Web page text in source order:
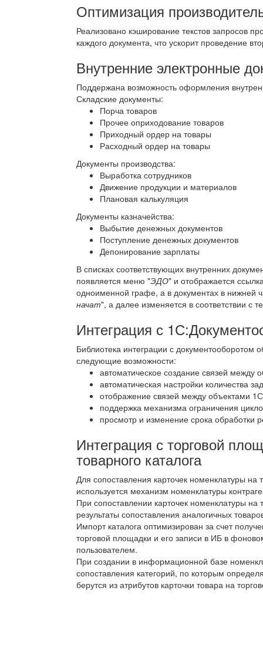
Оптимизация
Реализовано кэширование текстов запросов
каждого документа, что ускорит проведение
Внутренние электронные
Поддержана возможность оформления
Складские документы:
Порча товаров
Прочее оприходование товаров
Приходный ордер на товары
Расходный ордер на товары
Документы производства:
Выработка сотрудников
Движение продукции и материалов
Плановая калькуляция
Документы казначейства:
Выбытие денежных документов
Поступление денежных документов
Депонирование зарплаты
В списках соответствующих внутренних
появляется меню "ЭДО" и отображается
одноименной графе, а в документах в нижней
начат", а далее изменяется в соответствии с
Интеграция с
Библиотека интеграции с документооборотом
следующие возможности:
автоматическое создание связей между
автоматическая настройки количества
отображение связей между объектами
поддержка механизма ограничения
просмотр и изменение срока обработки
Интеграция с торговой
товарного каталога
Для сопоставления карточек номенклатуры
используется механизм номенклатуры
При сопоставлении карточек номенклатуры
результаты сопоставления аналогичных
Импорт каталога оптимизирован за счет
торговой площадки и его записи в ИБ в
пользователем.
При создании в информационной базе
сопоставления категорий, по которым
берутся из атрибутов карточки товара на